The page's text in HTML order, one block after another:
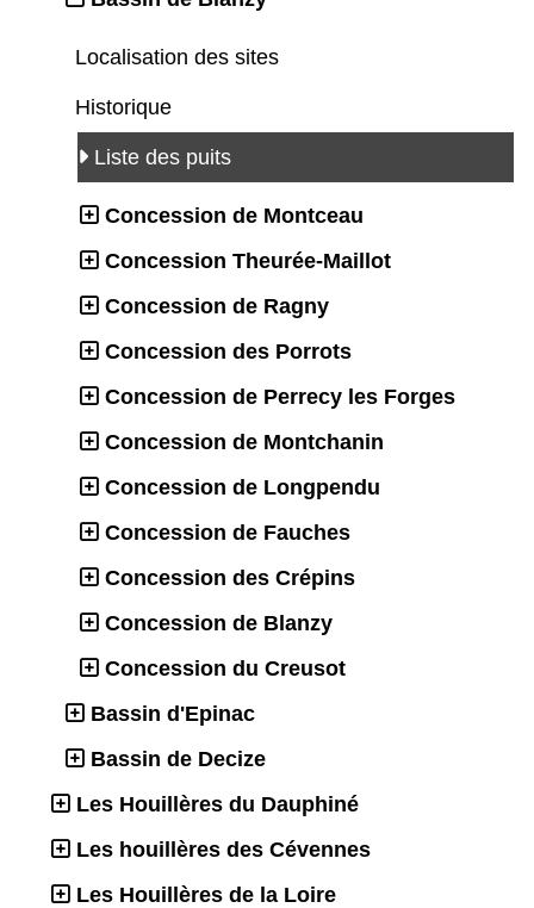
Localisation des sites
Historique
Liste des puits
Concession de Montceau
Concession Theurée-Maillot
Concession de Ragny
Concession des Porrots
Concession de Perrecy les Forges
Concession de Montchanin
Concession de Longpendu
Concession de Fauches
Concession des Crépins
Concession de Blanzy
Concession du Creusot
Bassin d'Epinac
Bassin de Decize
Les Houillères du Dauphiné
Les houillères des Cévennes
Les Houillères de la Loire